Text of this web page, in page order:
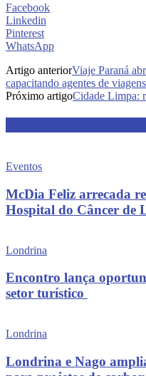
Facebook
Linkedin
Pinterest
WhatsApp
Artigo anteriorViaje Paraná
capacitando agentes de
Próximo artigoCidade Limpa:
Eventos
McDia Feliz arrecada
Hospital do Câncer de
Londrina
Encontro lança
setor turístico
Londrina
Londrina e Nago